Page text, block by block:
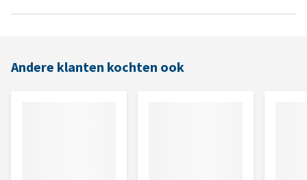
Andere klanten kochten ook